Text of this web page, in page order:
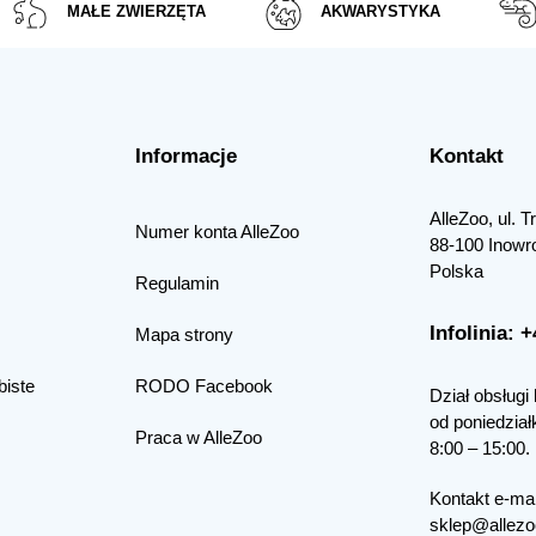
MAŁE ZWIERZĘTA AKWARYSTYKA
Informacje
Numer konta AlleZoo
Regulamin
Mapa strony
RODO Facebook
Praca w AlleZoo
Kontakt
AlleZoo, ul.
88-100
Polska
Infolinia:
Dział
od
8:00 – 15:00.
Kontakt e-